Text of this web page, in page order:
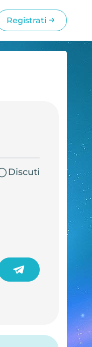
Registrati
Discuti